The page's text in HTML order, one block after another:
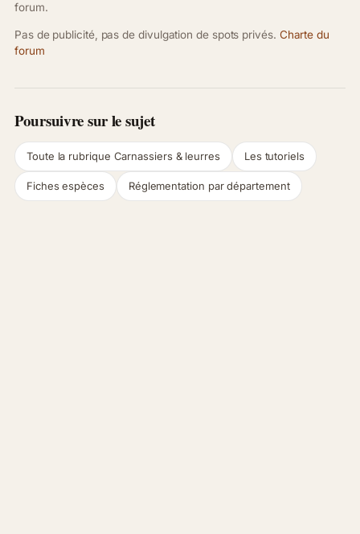
forum.
Pas de publicité, pas de divulgation de spots privés. Charte du
forum
Poursuivre sur le sujet
Toute la rubrique Carnassiers & leurres Les tutoriels
Fiches espèces Réglementation par département